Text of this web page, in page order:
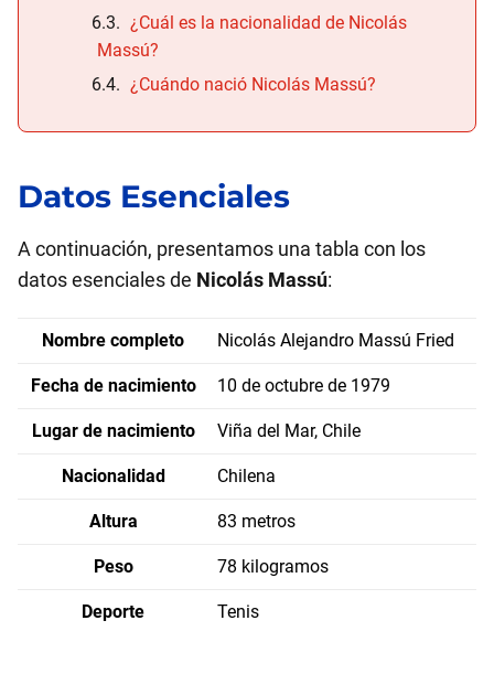
¿Cuál es la nacionalidad de Nicolás
Massú?
¿Cuándo nació Nicolás Massú?
Datos Esenciales
A continuación, presentamos una tabla con los
datos esenciales de Nicolás Massú:
Nombre completo Nicolás Alejandro Massú Fried
Fecha de nacimiento 10 de octubre de 1979
Lugar de nacimiento Viña del Mar, Chile
Nacionalidad Chilena
Altura 83 metros
Peso 78 kilogramos
Deporte Tenis